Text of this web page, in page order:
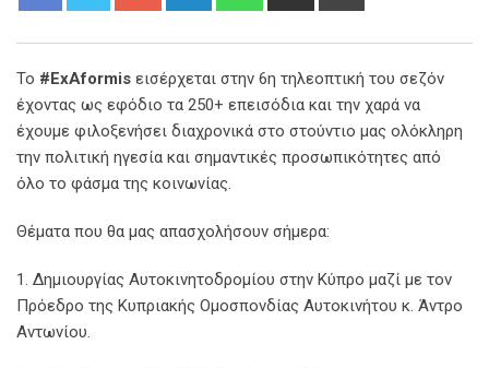
Το #ExAformis εισέρχεται στην 6η τηλεοπτική του σεζόν
έχοντας ως εφόδιο τα 250+ επεισόδια και την χαρά να
έχουμε φιλοξενήσει διαχρονικά στο στούντιο μας ολόκληρη
την πολιτική ηγεσία και σημαντικές προσωπικότητες από
όλο το φάσμα της κοινωνίας.
Θέματα που θα μας απασχολήσουν σήμερα:
1. Δημιουργίας Αυτοκινητοδρομίου στην Κύπρο μαζί με τον
Πρόεδρο της Κυπριακής Ομοσπονδίας Αυτοκινήτου κ. Άντρο
Αντωνίου.